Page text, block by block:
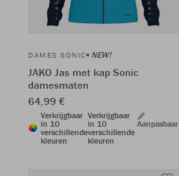
DAMES SONIC NEW!
JAKO Jas met kap Sonic
damesmaten
64,99 €
Verkrijgbaar
in 10
verschillende
kleuren
Verkrijgbaar
in 10
verschillende
kleuren
Aanpasbaar